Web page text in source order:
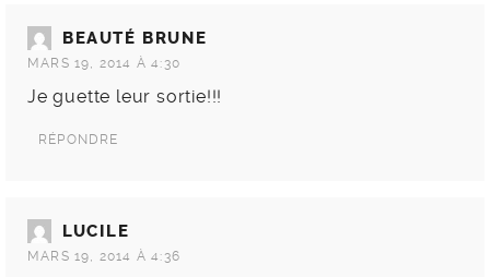
BEAUTÉ BRUNE
MARS 19, 2014 À 4:30
Je guette leur sortie!!!
RÉPONDRE
LUCILE
MARS 19, 2014 À 4:36